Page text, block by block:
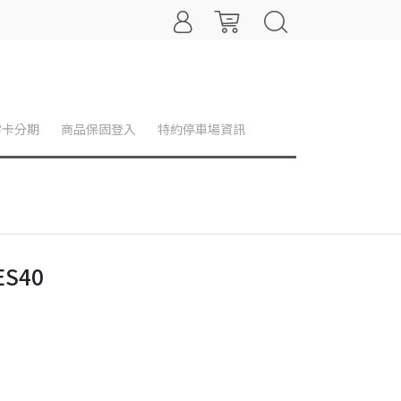
分期 商品保固登入 特約停車場資訊